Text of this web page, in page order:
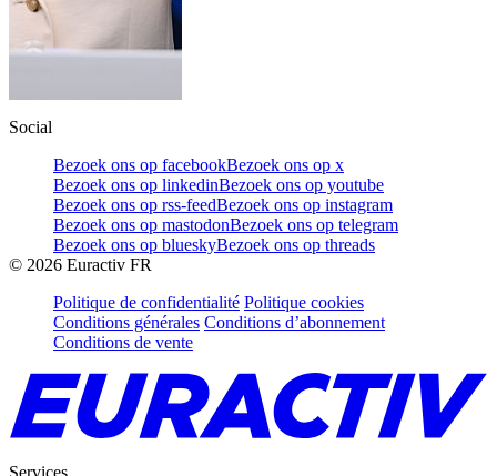
Social
Bezoek ons op facebookBezoek ons op x
Bezoek ons op linkedinBezoek ons op youtube
Bezoek ons op rss-feedBezoek ons op instagram
Bezoek ons op mastodonBezoek ons op telegram
Bezoek ons op blueskyBezoek ons op threads
© 2026 Euractiv FR
Politique de confidentialité Politique cookies
Conditions générales Conditions d’abonnement
Conditions de vente
Services